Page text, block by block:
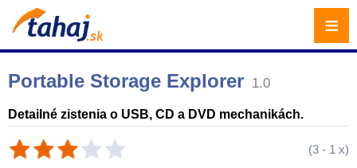
Portable Storage Explorer 1.0
Detailné zistenia o USB, CD a DVD mechanikách.
(3 - 1 x)
≡